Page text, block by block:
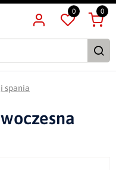
0 0
spania